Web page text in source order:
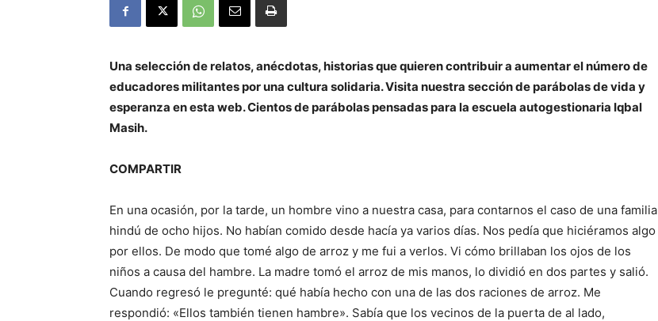
Una selección de relatos, anécdotas, historias que quieren contribuir a aumentar el número de
educadores militantes por una cultura solidaria. Visita nuestra sección de parábolas de vida y
esperanza en esta web. Cientos de parábolas pensadas para la escuela autogestionaria Iqbal
Masih.
COMPARTIR
En una ocasión, por la tarde, un hombre vino a nuestra casa, para contarnos el caso de una familia
hindú de ocho hijos. No habían comido desde hacía ya varios días. Nos pedía que hiciéramos algo
por ellos. De modo que tomé algo de arroz y me fui a verlos. Vi cómo brillaban los ojos de los
niños a causa del hambre. La madre tomó el arroz de mis manos, lo dividió en dos partes y salió.
Cuando regresó le pregunté: qué había hecho con una de las dos raciones de arroz. Me
respondió: «Ellos también tienen hambre». Sabía que los vecinos de la puerta de al lado,